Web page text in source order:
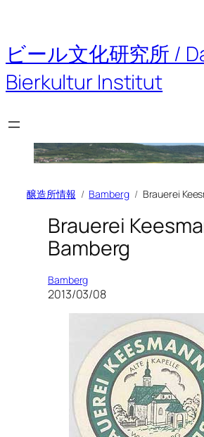
を
ス
キ
ッ
ビール文化研究所 /
Bierkultur Institut
醸造所情報 Bamberg Brauerei
Brauerei
Bamberg
Bamberg
2013/03/08